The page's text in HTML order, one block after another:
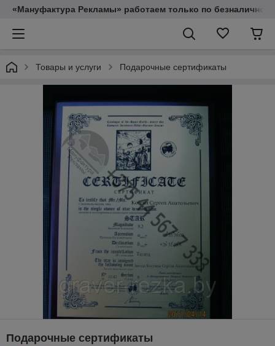
«Мануфактура Рекламы» работаем только по
Товары и услуги Подарочные сертификаты
Подарочные сертификаты